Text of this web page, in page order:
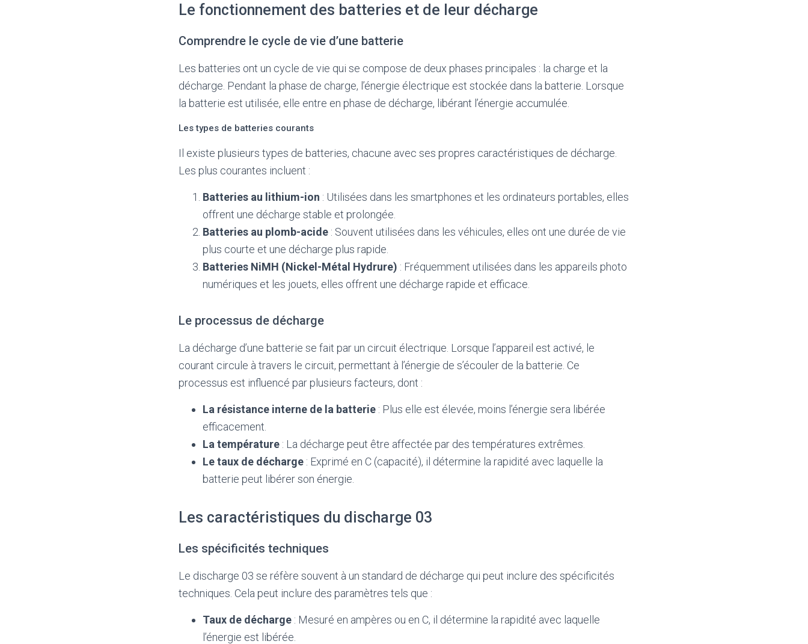
Le fonctionnement des batteries et de leur décharge
Comprendre le cycle de vie d’une batterie
Les batteries ont un cycle de vie qui se compose de deux phases principales : la charge et la
décharge. Pendant la phase de charge, l’énergie électrique est stockée dans la batterie. Lorsque
la batterie est utilisée, elle entre en phase de décharge, libérant l’énergie accumulée.
Les types de batteries courants
Il existe plusieurs types de batteries, chacune avec ses propres caractéristiques de décharge.
Les plus courantes incluent :
Batteries au lithium-ion : Utilisées dans les smartphones et les ordinateurs portables, elles
offrent une décharge stable et prolongée.
Batteries au plomb-acide : Souvent utilisées dans les véhicules, elles ont une durée de vie
plus courte et une décharge plus rapide.
Batteries NiMH (Nickel-Métal Hydrure) : Fréquemment utilisées dans les appareils photo
numériques et les jouets, elles offrent une décharge rapide et efficace.
Le processus de décharge
La décharge d’une batterie se fait par un circuit électrique. Lorsque l’appareil est activé, le
courant circule à travers le circuit, permettant à l’énergie de s’écouler de la batterie. Ce
processus est influencé par plusieurs facteurs, dont :
La résistance interne de la batterie : Plus elle est élevée, moins l’énergie sera libérée
efficacement.
La température : La décharge peut être affectée par des températures extrêmes.
Le taux de décharge : Exprimé en C (capacité), il détermine la rapidité avec laquelle la
batterie peut libérer son énergie.
Les caractéristiques du discharge 03
Les spécificités techniques
Le discharge 03 se réfère souvent à un standard de décharge qui peut inclure des spécificités
techniques. Cela peut inclure des paramètres tels que :
Taux de décharge : Mesuré en ampères ou en C, il détermine la rapidité avec laquelle
l’énergie est libérée.